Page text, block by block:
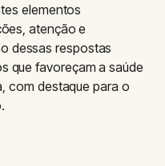
elementos
atenção e
dessas respostas
que favoreçam a saúde
com destaque para o